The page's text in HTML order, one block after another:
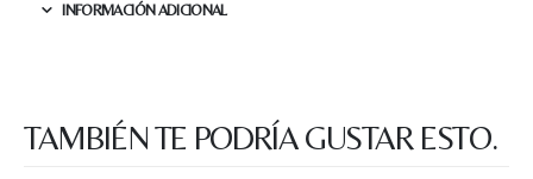
INFORMACIÓN ADICIONAL
TAMBIÉN TE PODRÍA GUSTAR ESTO.
información que envío para que
puedan responder a mi petición.